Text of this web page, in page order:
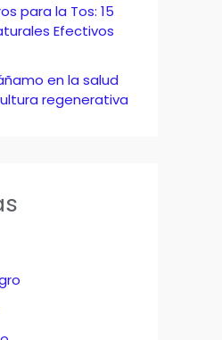
para la Tos: 15
Efectivos
en la salud
regenerativa